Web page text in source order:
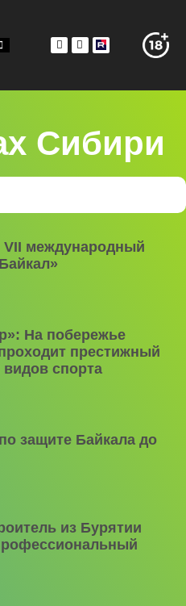
Сибири
VII международный
На побережье
престижный
спорта
защите Байкала до
из Бурятии